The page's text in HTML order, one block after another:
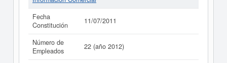
Fecha
Constitución
11/07/2011
Número de
Empleados
22 (año 2012)